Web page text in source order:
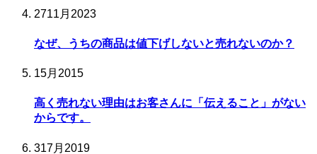
2711月 2023
なぜ、うちの商品は値下げしないと売れないのか？
15月 2015
高く売れない理由はお客さんに「伝えること」がない
からです。
317月 2019